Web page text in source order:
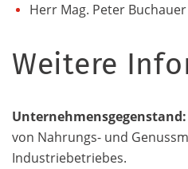
Herr Mag. Peter Buchauer
Weitere
Unternehmensgegenstand:
von Nahrungs- und
Industriebetriebes.